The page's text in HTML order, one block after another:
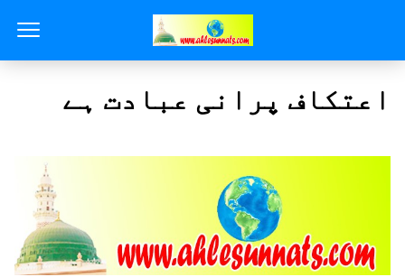
اعتکاف پرانی عبادت ہے